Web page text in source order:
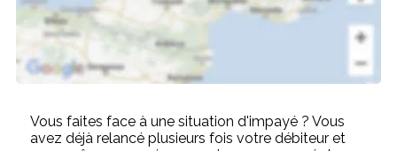
Vous faites face à une situation d'impayé ? Vous
avez déjà relancé plusieurs fois votre débiteur et